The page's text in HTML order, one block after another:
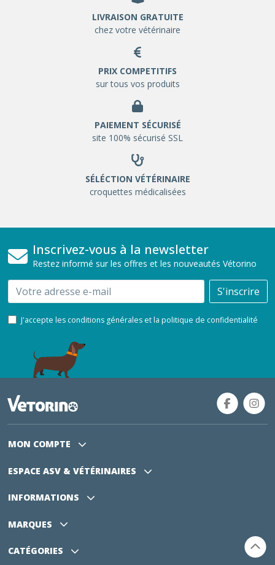
LIVRAISON GRATUITE
chez votre vétérinaire
PRIX COMPETITIFS
sur tous vos produits
PAIEMENT SÉCURISÉ
site 100% sécurisé SSL
SÉLÉCTION VÉTÉRINAIRE
croquettes médicalisées
Inscrivez-vous à la newsletter
Restez informé sur les offres et les nouveautés Vétorino
Email S'inscrire
J'accepte les conditions générales et la politique de confidentialité
MON COMPTE
ESPACE ASV & VÉTÉRINAIRES
INFORMATIONS
MARQUES
CATÉGORIES